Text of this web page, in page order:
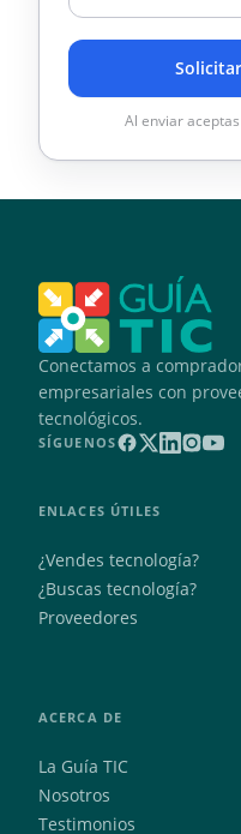
Al enviar
Conectamos a
empresariales con
tecnológicos.
SÍGUENOS
ENLACES ÚTILES
¿Vendes tecnología?
¿Buscas tecnología?
Proveedores
ACERCA DE
La Guía TIC
Nosotros
Testimonios